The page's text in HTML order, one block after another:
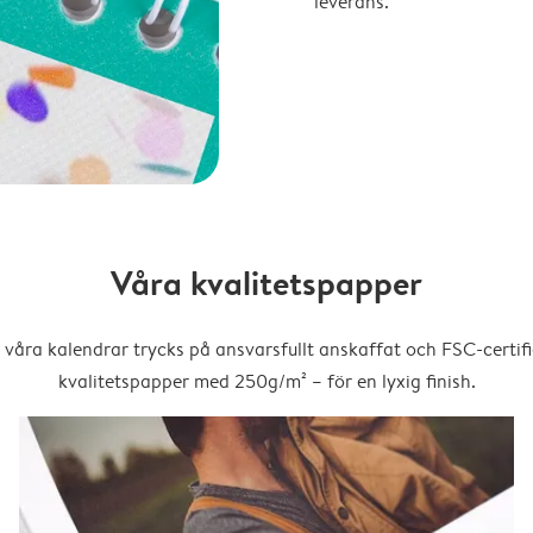
Våra kvalitetspapper
kalendrar trycks på ansvarsfullt anskaffat och FSC-
kvalitetspapper med 250g/m² – för en lyxig finish.